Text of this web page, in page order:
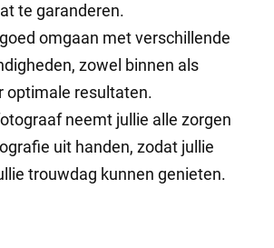
te garanderen.
omgaan met verschillende
zowel binnen als
optimale resultaten.
neemt jullie alle zorgen
uit handen, zodat jullie
trouwdag kunnen genieten.